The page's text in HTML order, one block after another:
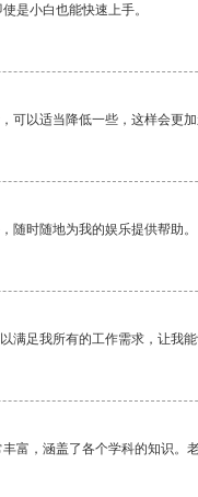
是小白也能快速上手。
可以适当降低一些，这样会更加
随时随地为我的娱乐提供帮助。
满足我所有的工作需求，让我能
富，涵盖了各个学科的知识。